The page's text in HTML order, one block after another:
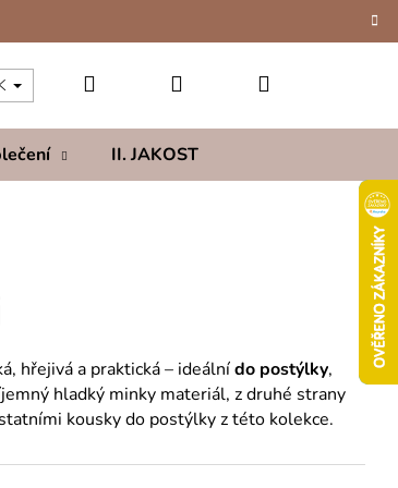
II. JAKOST
Hledat PřihlášeníNákupní
hřejivá a praktická – ideálnído postýlky,
hladký minky materiál, z druhé strany
kousky do postýlky z této kolekce.